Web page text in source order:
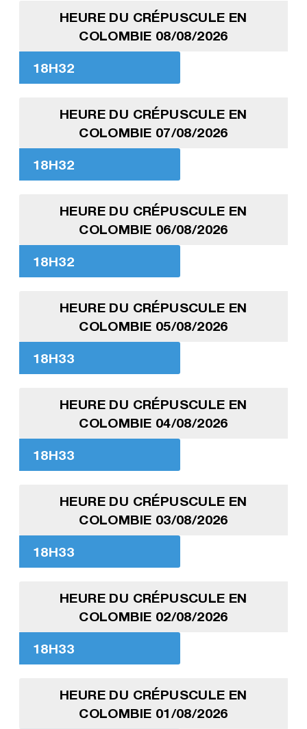
HEURE DU CRÉPUSCULE EN
COLOMBIE 08/08/2026
18H32
HEURE DU CRÉPUSCULE EN
COLOMBIE 07/08/2026
18H32
HEURE DU CRÉPUSCULE EN
COLOMBIE 06/08/2026
18H32
HEURE DU CRÉPUSCULE EN
COLOMBIE 05/08/2026
18H33
HEURE DU CRÉPUSCULE EN
COLOMBIE 04/08/2026
18H33
HEURE DU CRÉPUSCULE EN
COLOMBIE 03/08/2026
18H33
HEURE DU CRÉPUSCULE EN
COLOMBIE 02/08/2026
18H33
HEURE DU CRÉPUSCULE EN
COLOMBIE 01/08/2026